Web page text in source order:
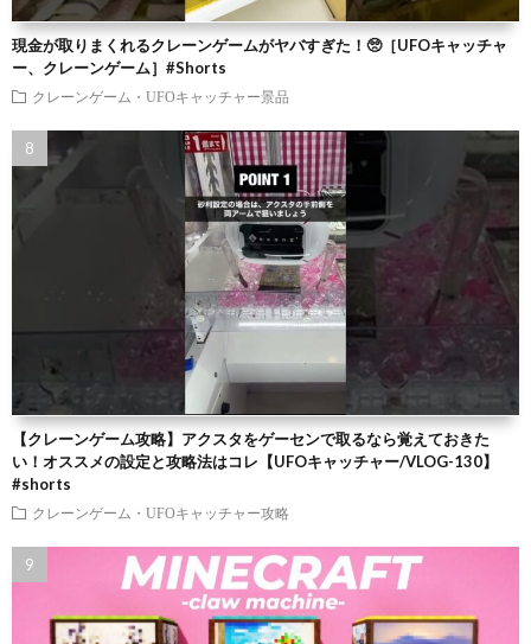
現金が取りまくれるクレーンゲームがヤバすぎた！🥺［UFOキャッチャ
ー、クレーンゲーム］#Shorts
クレーンゲーム・UFOキャッチャー景品
【クレーンゲーム攻略】アクスタをゲーセンで取るなら覚えておきた
い！オススメの設定と攻略法はコレ【UFOキャッチャー/VLOG-130】
#shorts
クレーンゲーム・UFOキャッチャー攻略